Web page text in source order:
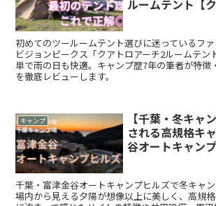
ルームテント【
初めてのツールームテント選びに迷っているフ
ビジョンピークス「クアトロアーチ2ルームテン
単で雨の日も快適。キャンプ歴7年の筆者が特徴
を徹底レビューします。
キャンプ
【千葉・冬キャ
される高規格キ
谷オートキャン
千葉・富津金谷オートキャンプヒルズで冬キャン
場内から見える夕陽が想像以上に美しく、高規